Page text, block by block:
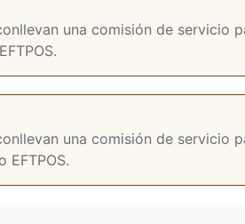
una comisión de servicio
una comisión de servicio